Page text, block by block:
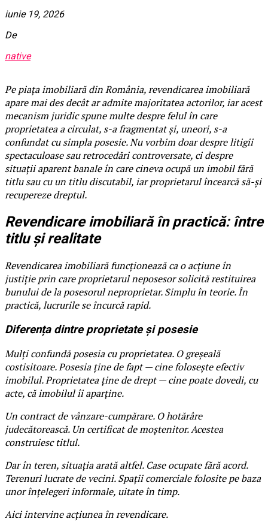
iunie 19, 2026
De
native
Pe piața imobiliară din România, revendicarea imobiliară
apare mai des decât ar admite majoritatea actorilor, iar acest
mecanism juridic spune multe despre felul în care
proprietatea a circulat, s-a fragmentat și, uneori, s-a
confundat cu simpla posesie. Nu vorbim doar despre litigii
spectaculoase sau retrocedări controversate, ci despre
situații aparent banale în care cineva ocupă un imobil fără
titlu sau cu un titlu discutabil, iar proprietarul încearcă să-și
recupereze dreptul.
Revendicare imobiliară în practică: între
titlu și realitate
Revendicarea imobiliară funcționează ca o acțiune în
justiție prin care proprietarul neposesor solicită restituirea
bunului de la posesorul neproprietar. Simplu în teorie. În
practică, lucrurile se încurcă rapid.
Diferența dintre proprietate și posesie
Mulți confundă posesia cu proprietatea. O greșeală
costisitoare. Posesia ține de fapt — cine folosește efectiv
imobilul. Proprietatea ține de drept — cine poate dovedi, cu
acte, că imobilul îi aparține.
Un contract de vânzare-cumpărare. O hotărâre
judecătorească. Un certificat de moștenitor. Acestea
construiesc titlul.
Dar în teren, situația arată altfel. Case ocupate fără acord.
Terenuri lucrate de vecini. Spații comerciale folosite pe baza
unor înțelegeri informale, uitate în timp.
Aici intervine acțiunea în revendicare.